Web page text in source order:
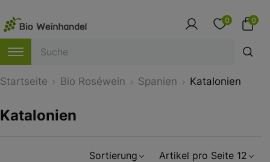
0 0
Startseite Bio Roséwein Spanien Katalonien
Katalonien
Sortierung Artikel pro Seite 12